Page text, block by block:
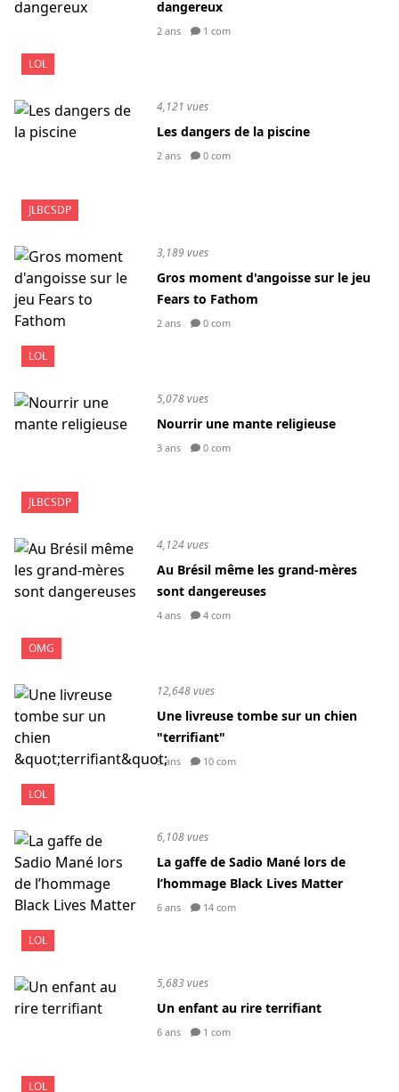
LOL
dangereux
2 ans 1 com
JLBCSDP
4,121 vues
Les dangers de la piscine
2 ans 0 com
LOL
3,189 vues
Gros moment d'angoisse sur le jeu
Fears to Fathom
2 ans 0 com
JLBCSDP
5,078 vues
Nourrir une mante religieuse
3 ans 0 com
OMG
4,124 vues
Au Brésil même les grand-mères
sont dangereuses
4 ans 4 com
LOL
12,648 vues
Une livreuse tombe sur un chien
"terrifiant"
5 ans 10 com
LOL
6,108 vues
La gaffe de Sadio Mané lors de
l’hommage Black Lives Matter
6 ans 14 com
LOL
5,683 vues
Un enfant au rire terrifiant
6 ans 1 com